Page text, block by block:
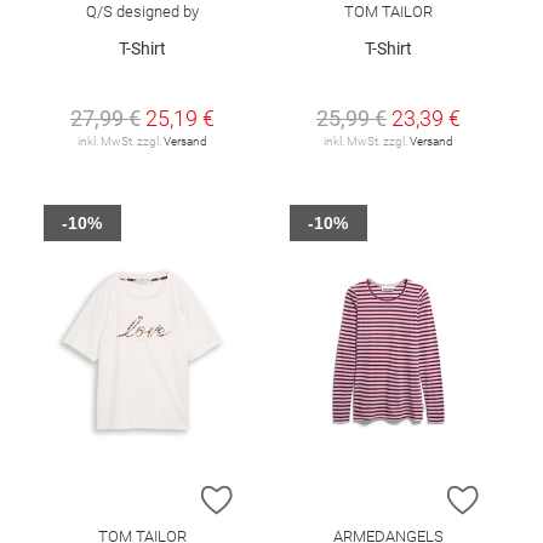
Q/S designed by
T-Shirt
27,99 € 25,19 €
inkl. MwSt. zzgl. Versand
TOM TAILOR
T-Shirt
25,99 € 23,39 €
inkl. MwSt. zzgl. Versand
ZUR WUNSCHLISTE HINZUFÜGEN
TOM TAILOR
-10%
ZUR
ARMEDANGELS
-10%